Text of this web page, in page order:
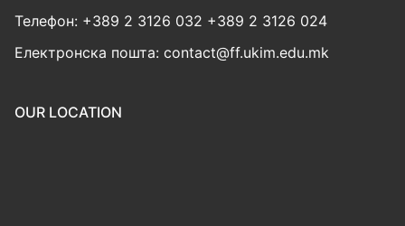
Телефон: +389 2 3126 032 +389 2 3126 024
Електронска пошта: contact@ff.ukim.edu.mk
OUR LOCATION